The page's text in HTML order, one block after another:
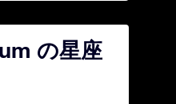
の星座